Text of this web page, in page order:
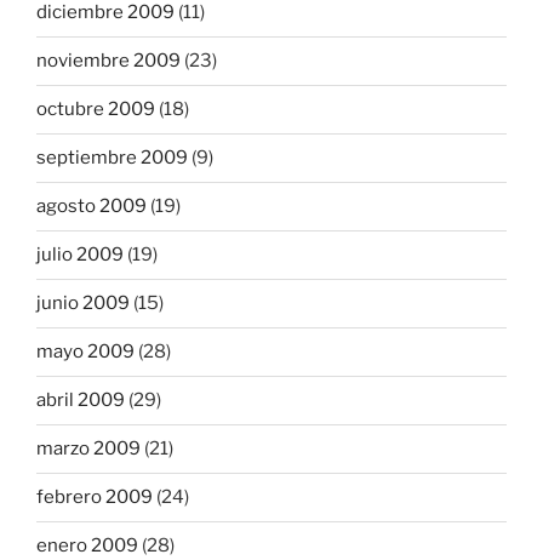
diciembre 2009 (11)
noviembre 2009 (23)
octubre 2009 (18)
septiembre 2009 (9)
agosto 2009 (19)
julio 2009 (19)
junio 2009 (15)
mayo 2009 (28)
abril 2009 (29)
marzo 2009 (21)
febrero 2009 (24)
enero 2009 (28)